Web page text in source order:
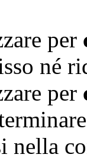
per
né
per
nella